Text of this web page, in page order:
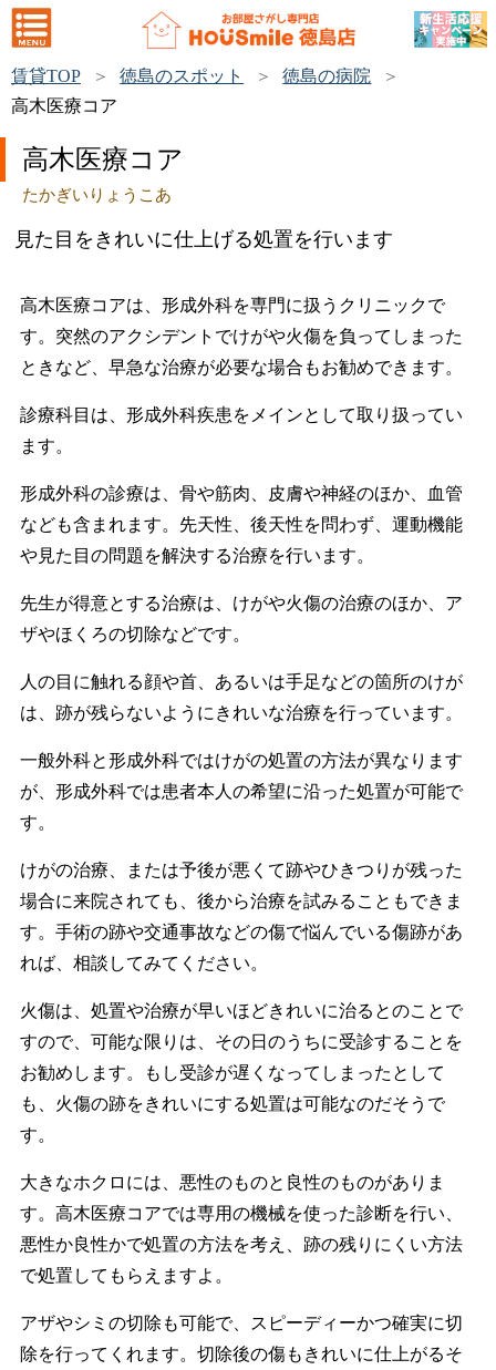
賃貸TOP 徳島のスポット
徳島の病院
高木医療コア
高木医療コア
たかぎいりょうこあ
見た目をきれいに仕上げる処置を行います
高木医療コアは、形成外科を専門に扱うクリニックで
す。突然のアクシデントでけがや火傷を負ってしまった
ときなど、早急な治療が必要な場合もお勧めできます。
診療科目は、形成外科疾患をメインとして取り扱ってい
ます。
形成外科の診療は、骨や筋肉、皮膚や神経のほか、血管
なども含まれます。先天性、後天性を問わず、運動機能
や見た目の問題を解決する治療を行います。
先生が得意とする治療は、けがや火傷の治療のほか、ア
ザやほくろの切除などです。
人の目に触れる顔や首、あるいは手足などの箇所のけが
は、跡が残らないようにきれいな治療を行っています。
一般外科と形成外科ではけがの処置の方法が異なります
が、形成外科では患者本人の希望に沿った処置が可能で
す。
けがの治療、または予後が悪くて跡やひきつりが残った
場合に来院されても、後から治療を試みることもできま
す。手術の跡や交通事故などの傷で悩んでいる傷跡があ
れば、相談してみてください。
火傷は、処置や治療が早いほどきれいに治るとのことで
すので、可能な限りは、その日のうちに受診することを
お勧めします。もし受診が遅くなってしまったとして
も、火傷の跡をきれいにする処置は可能なのだそうで
す。
大きなホクロには、悪性のものと良性のものがありま
す。高木医療コアでは専用の機械を使った診断を行い、
悪性か良性かで処置の方法を考え、跡の残りにくい方法
で処置してもらえますよ。
アザやシミの切除も可能で、スピーディーかつ確実に切
除を行ってくれます。切除後の傷もきれいに仕上がるそ